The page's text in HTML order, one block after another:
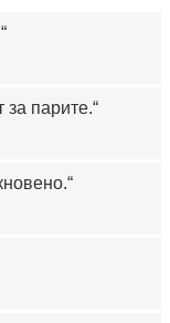
за парите.